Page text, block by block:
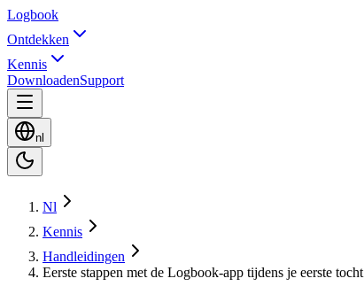
Logbook
Ontdekken
Kennis
DownloadenSupport
nl
Nl
Kennis
Handleidingen
Eerste stappen met de Logbook-app tijdens je eerste tocht